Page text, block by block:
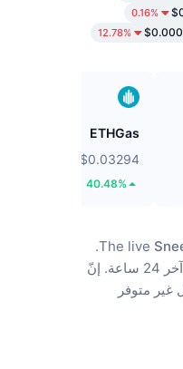
0.16%
12.78%
ETHGas
$0.03294
40.48%
The live
إنّ
غير متوفر